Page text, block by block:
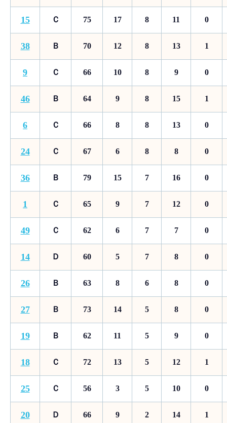
15 Ｃ 75 17 8 11 0
38 Ｂ 70 12 8 13 1
9 Ｃ 66 10 8 9 0
46 Ｂ 64 9 8 15 1
6 Ｃ 66 8 8 13 0
24 Ｃ 67 6 8 8 0
36 Ｂ 79 15 7 16 0
1 Ｃ 65 9 7 12 0
49 Ｃ 62 6 7 7 0
14 Ｄ 60 5 7 8 0
26 Ｂ 63 8 6 8 0
27 Ｂ 73 14 5 8 0
19 Ｂ 62 11 5 9 0
18 Ｃ 72 13 5 12 1
25 Ｃ 56 3 5 10 0
20 Ｄ 66 9 2 14 1